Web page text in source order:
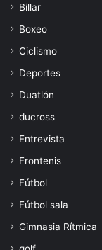
Billar
Boxeo
Ciclismo
Deportes
Duatlón
ducross
Entrevista
Frontenis
Fútbol
Fútbol sala
Gimnasia Rítmica